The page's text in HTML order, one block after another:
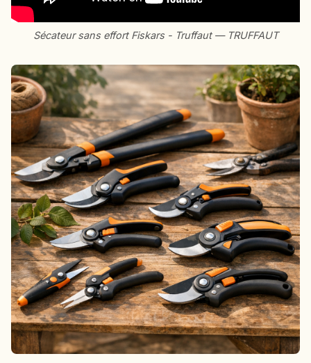
Sécateur sans effort Fiskars - Truffaut — TRUFFAUT